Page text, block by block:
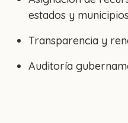
estados y
Transparencia y
Auditoría